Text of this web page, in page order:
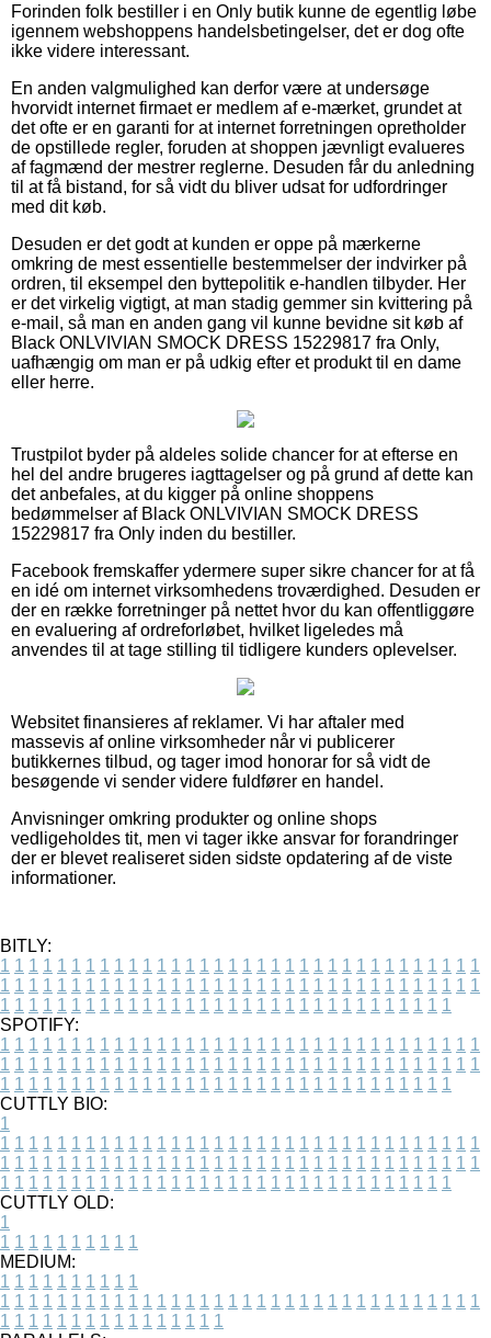
Forinden folk bestiller i en Only butik kunne de egentlig løbe
igennem webshoppens handelsbetingelser, det er dog ofte
ikke videre interessant.
En anden valgmulighed kan derfor være at undersøge
hvorvidt internet firmaet er medlem af e-mærket, grundet at
det ofte er en garanti for at internet forretningen opretholder
de opstillede regler, foruden at shoppen jævnligt evalueres
af fagmænd der mestrer reglerne. Desuden får du anledning
til at få bistand, for så vidt du bliver udsat for udfordringer
med dit køb.
Desuden er det godt at kunden er oppe på mærkerne
omkring de mest essentielle bestemmelser der indvirker på
ordren, til eksempel den byttepolitik e-handlen tilbyder. Her
er det virkelig vigtigt, at man stadig gemmer sin kvittering på
e-mail, så man en anden gang vil kunne bevidne sit køb af
Black ONLVIVIAN SMOCK DRESS 15229817 fra Only,
uafhængig om man er på udkig efter et produkt til en dame
eller herre.
Trustpilot byder på aldeles solide chancer for at efterse en
hel del andre brugeres iagttagelser og på grund af dette kan
det anbefales, at du kigger på online shoppens
bedømmelser af Black ONLVIVIAN SMOCK DRESS
15229817 fra Only inden du bestiller.
Facebook fremskaffer ydermere super sikre chancer for at få
en idé om internet virksomhedens troværdighed. Desuden er
der en række forretninger på nettet hvor du kan offentliggøre
en evaluering af ordreforløbet, hvilket ligeledes må
anvendes til at tage stilling til tidligere kunders oplevelser.
Websitet finansieres af reklamer. Vi har aftaler med
massevis af online virksomheder når vi publicerer
butikkernes tilbud, og tager imod honorar for så vidt de
besøgende vi sender videre fuldfører en handel.
Anvisninger omkring produkter og online shops
vedligeholdes tit, men vi tager ikke ansvar for forandringer
der er blevet realiseret siden sidste opdatering af de viste
informationer.
BITLY:
1 1 1 1 1 1 1 1 1 1 1 1 1 1 1 1 1 1 1 1 1 1 1 1 1 1 1 1 1 1 1 1 1 1
1 1 1 1 1 1 1 1 1 1 1 1 1 1 1 1 1 1 1 1 1 1 1 1 1 1 1 1 1 1 1 1 1 1
1 1 1 1 1 1 1 1 1 1 1 1 1 1 1 1 1 1 1 1 1 1 1 1 1 1 1 1 1 1 1 1
SPOTIFY:
1 1 1 1 1 1 1 1 1 1 1 1 1 1 1 1 1 1 1 1 1 1 1 1 1 1 1 1 1 1 1 1 1 1
1 1 1 1 1 1 1 1 1 1 1 1 1 1 1 1 1 1 1 1 1 1 1 1 1 1 1 1 1 1 1 1 1 1
1 1 1 1 1 1 1 1 1 1 1 1 1 1 1 1 1 1 1 1 1 1 1 1 1 1 1 1 1 1 1 1
CUTTLY BIO:
1
1 1 1 1 1 1 1 1 1 1 1 1 1 1 1 1 1 1 1 1 1 1 1 1 1 1 1 1 1 1 1 1 1 1
1 1 1 1 1 1 1 1 1 1 1 1 1 1 1 1 1 1 1 1 1 1 1 1 1 1 1 1 1 1 1 1 1 1
1 1 1 1 1 1 1 1 1 1 1 1 1 1 1 1 1 1 1 1 1 1 1 1 1 1 1 1 1 1 1 1
CUTTLY OLD:
1
1 1 1 1 1 1 1 1 1 1
MEDIUM:
1 1 1 1 1 1 1 1 1 1
1 1 1 1 1 1 1 1 1 1 1 1 1 1 1 1 1 1 1 1 1 1 1 1 1 1 1 1 1 1 1 1 1 1
1 1 1 1 1 1 1 1 1 1 1 1 1 1 1 1